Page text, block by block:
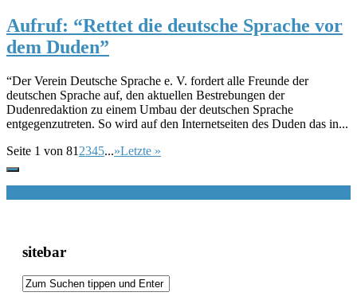
Aufruf: “Rettet die deutsche Sprache vor
dem Duden”
“Der Verein Deutsche Sprache e. V. fordert alle Freunde der
deutschen Sprache auf, den aktuellen Bestrebungen der
Dudenredaktion zu einem Umbau der deutschen Sprache
entgegenzutreten. So wird auf den Internetseiten des Duden das in...
Seite 1 von 81 2345...»Letzte »
sitebar